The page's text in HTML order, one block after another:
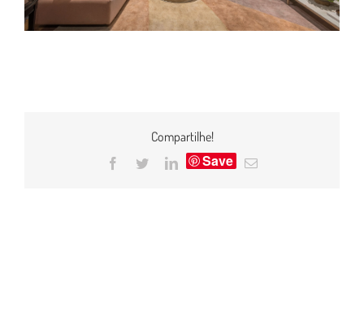
Compartilhe!
Facebook
TwitterLinkedIn
Save
E-